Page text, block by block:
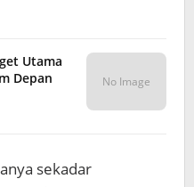
Utama
Depan
No Image
sekadar